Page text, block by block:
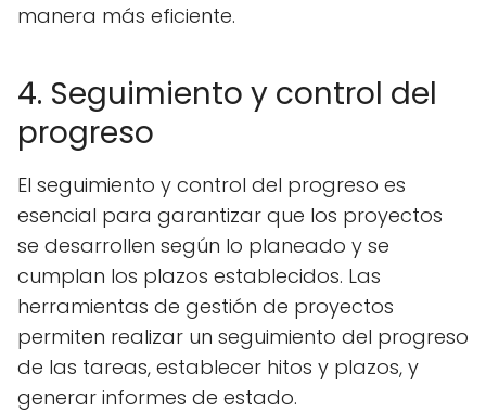
manera más eficiente.
4. Seguimiento y control del
progreso
El seguimiento y control del progreso es
esencial para garantizar que los proyectos
se desarrollen según lo planeado y se
cumplan los plazos establecidos. Las
herramientas de gestión de proyectos
permiten realizar un seguimiento del progreso
de las tareas, establecer hitos y plazos, y
generar informes de estado.